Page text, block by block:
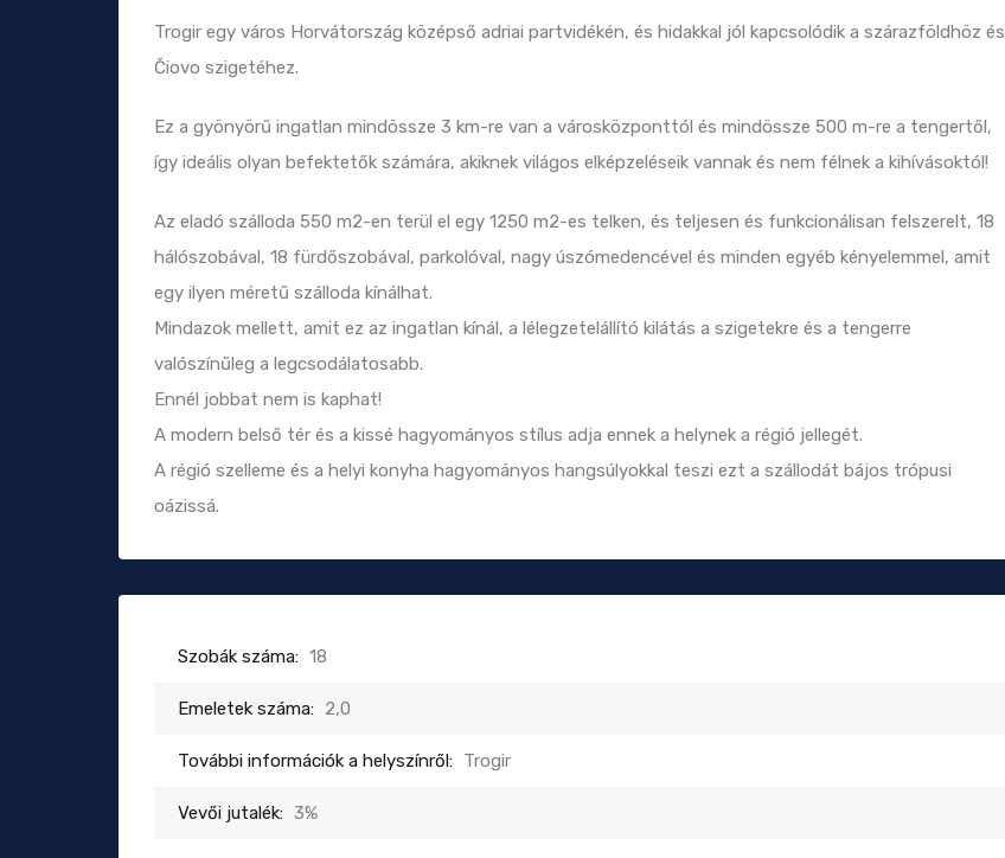
Trogir egy város Horvátország középső adriai partvidékén, és hidakkal jól kapcsolódik a szárazföldhöz és
Čiovo szigetéhez.
Ez a gyönyörű ingatlan mindössze 3 km-re van a városközponttól és mindössze 500 m-re a tengertől,
így ideális olyan befektetők számára, akiknek világos elképzeléseik vannak és nem félnek a kihívásoktól!
Az eladó szálloda 550 m2-en terül el egy 1250 m2-es telken, és teljesen és funkcionálisan felszerelt, 18
hálószobával, 18 fürdőszobával, parkolóval, nagy úszómedencével és minden egyéb kényelemmel, amit
egy ilyen méretű szálloda kínálhat.
Mindazok mellett, amit ez az ingatlan kínál, a lélegzetelállító kilátás a szigetekre és a tengerre
valószínűleg a legcsodálatosabb.
Ennél jobbat nem is kaphat!
A modern belső tér és a kissé hagyományos stílus adja ennek a helynek a régió jellegét.
A régió szelleme és a helyi konyha hagyományos hangsúlyokkal teszi ezt a szállodát bájos trópusi
oázissá.
Szobák száma: 18
Emeletek száma: 2,0
További információk a helyszínről: Trogir
Vevői jutalék: 3%